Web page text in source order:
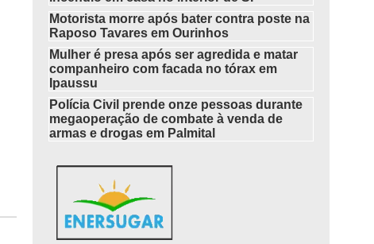
Motorista morre após bater contra poste na
Raposo Tavares em Ourinhos
Mulher é presa após ser agredida e matar
companheiro com facada no tórax em
Ipaussu
Polícia Civil prende onze pessoas durante
megaoperação de combate à venda de
armas e drogas em Palmital